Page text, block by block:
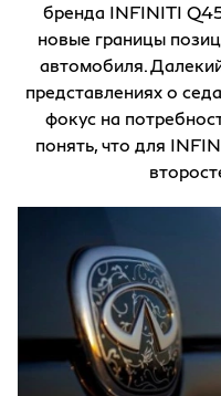
бренда INFINITI
новые границы
автомобиля.
представлениях о
фокус на
понять, что для